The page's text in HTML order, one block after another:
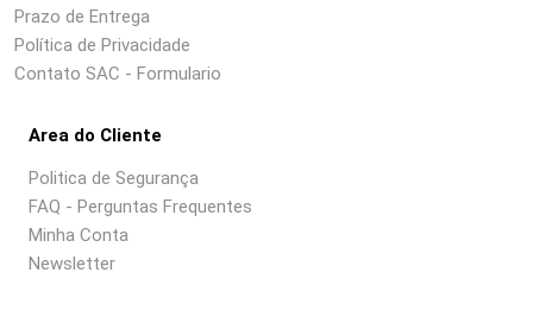
Prazo de Entrega
Política de Privacidade
Contato SAC - Formulario
Area do Cliente
Politica de Segurança
FAQ - Perguntas Frequentes
Minha Conta
Newsletter